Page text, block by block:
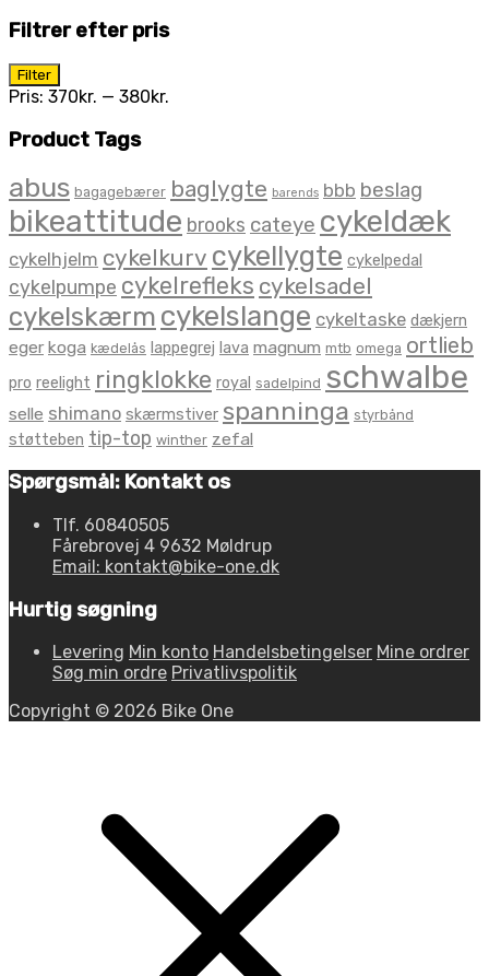
Filtrer efter pris
Mindste
pris
Højeste
pris
Filter
Pris: 370kr. — 380kr.
Product Tags
abus bagagebærer baglygte barends bbb beslag
bikeattitude brooks cateye cykeldæk
cykelhjelm cykelkurv cykellygte cykelpedal
cykelpumpe cykelrefleks cykelsadel
cykelskærm cykelslange cykeltaske dækjern
eger koga kædelås lappegrej lava magnum mtb omega ortlieb
pro reelight ringklokke royal sadelpind schwalbe
selle shimano skærmstiver spanninga styrbånd
støtteben tip-top winther zefal
Spørgsmål: Kontakt os
Tlf. 60840505
Fårebrovej 4 9632 Møldrup
Email: kontakt@bike-one.dk
Hurtig søgning
Levering Min konto Handelsbetingelser Mine ordrer
Søg min ordre Privatlivspolitik
Copyright © 2026 Bike One